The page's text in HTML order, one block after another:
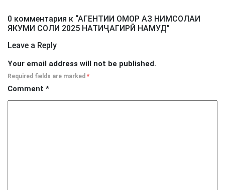
0 комментария к “АГЕНТИИ ОМОР АЗ НИМСОЛАИ
ЯКУМИ СОЛИ 2025 НАТИҶАГИРӢ НАМУД”
Leave a Reply
Your email address will not be published.
Required fields are marked *
Comment *